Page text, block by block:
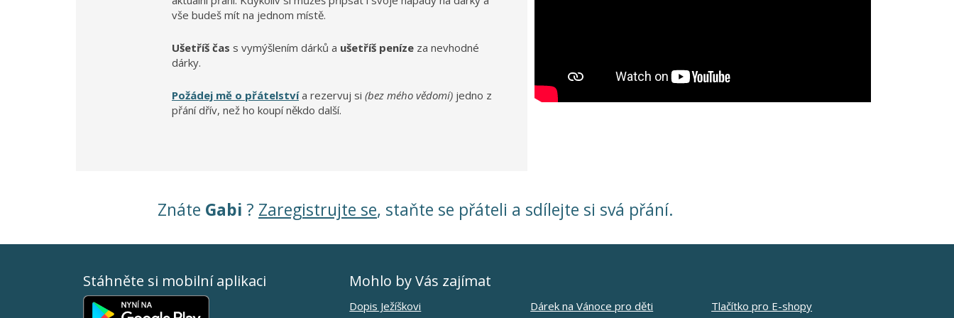
vše budeš mít na jednom místě.
Ušetříš čas s vymýšlením dárků a ušetříš peníze za nevhodné
dárky.
Požádej mě o přátelstvía rezervuj si (bez mého vědomí) jedno z
přání dřív, než ho koupí někdo další.
Znáte Gabi ? Zaregistrujte se, staňte se přáteli a sdílejte si svá přání.
Stáhněte si mobilní aplikaci Mohlo by Vás zajímat
Dopis Ježíškovi Dárek na Vánoce pro děti Tlačítko pro E-shopy